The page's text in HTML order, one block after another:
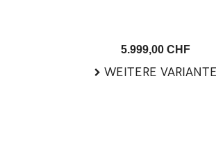
5.999,00 CHF
WEITERE